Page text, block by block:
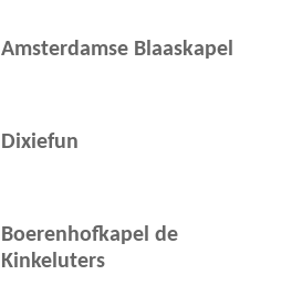
Amsterdamse Blaaskapel
Dixiefun
Boerenhofkapel de
Kinkeluters